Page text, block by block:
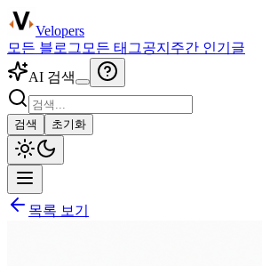
Velopers
모든 블로그 모든 태그공지 주간 인기글
AI 검색
검색 초기화
목록 보기